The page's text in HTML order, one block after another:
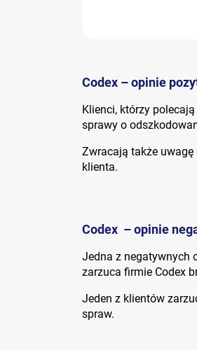
Codex – opinie
Klienci, którzy
sprawy o
Zwracają także
klienta.
Codex – opinie
Jedna z negatywnych
zarzuca firmie Codex
Jeden z klientów
spraw.